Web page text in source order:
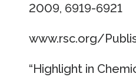
2009, 6919-6921
www.rsc.org/
“Highlight in